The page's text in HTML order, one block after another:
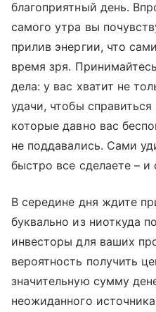
благоприятный день.
самого утра вы
прилив энергии, что
время зря.
дела: у вас хватит не
удачи, чтобы
которые давно вас
не поддавались. Сами
быстро все сделаете – и
В середине дня ждите
буквально из ниоткуда
инвесторы для ваших
вероятность получить
значительную сумму
неожиданного